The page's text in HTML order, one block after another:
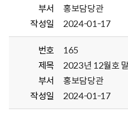
부서
홍보담당관
작성일
2024-01-17
번호
165
제목
2023년 12월호
부서
홍보담당관
작성일
2024-01-17